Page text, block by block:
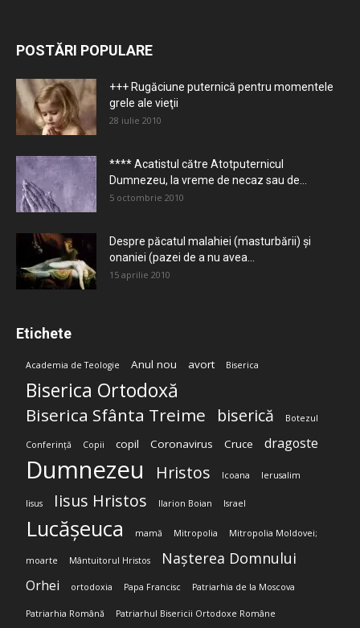
POSTĂRI POPULARE
+++ Rugăciune puternică pentru momentele
grele ale vieţii
28 iulie 2010
**** Acatistul către Atotputernicul
Dumnezeu, la vreme de necaz sau de...
5 octombrie 2010
Despre păcatul malahiei (masturbării) şi
onaniei (pazei de a nu avea...
15 aprilie 2010
Etichete
Academia de Teologie Anul nou avort Biserica
Biserica Ortodoxă
Biserica Sfânta Treime biserică Botezul
Conferință Copii copil Coronavirus Cruce dragoste
Dumnezeu Hristos Icoana Ierusalim
Iisus Iisus Hristos Ilarion Boian Israel
Lucășeuca mamă Mitropolia Mitropolia Moldovei;
moarte Mântuitorul Hristos Nașterea Domnului
Orhei ortodoxia Papa Francisc Patriarhia de la Moscova
Patriarhia Română Patriarhul Bisericii Ortodoxe Române